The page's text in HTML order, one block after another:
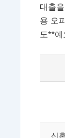
대출
용 오
도**예
신